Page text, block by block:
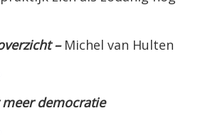
– Michel van Hulten
democratie